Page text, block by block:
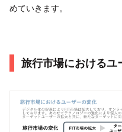
めていきます。
旅行市場におけるユ